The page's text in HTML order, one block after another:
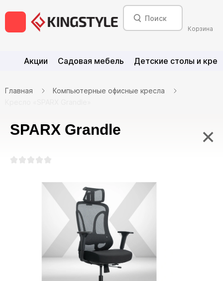
Корзина
Акции Садовая мебель Детские столы и
Главная
Компьютерные офисные кресла
SPARX Grandle ×